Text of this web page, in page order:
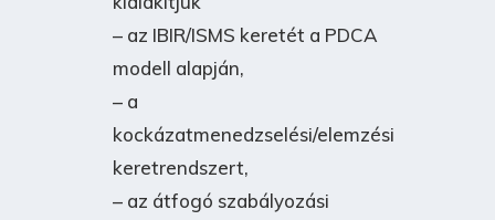
– az IBIR/ISMS keretét a PDCA
modell alapján,
– a
kockázatmenedzselési/elemzési
keretrendszert,
– az átfogó szabályozási